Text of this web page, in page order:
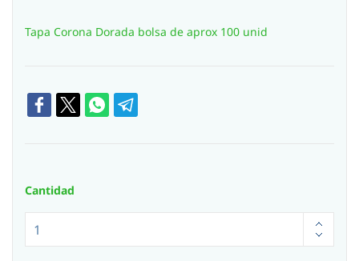
Tapa Corona Dorada bolsa de aprox 100 unid
Cantidad